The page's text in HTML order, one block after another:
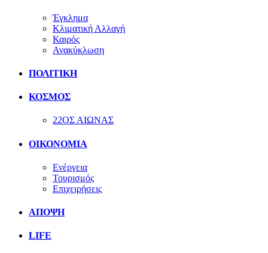
Έγκλημα
Κλιματική Αλλαγή
Καιρός
Ανακύκλωση
ΠΟΛΙΤΙΚΗ
ΚΟΣΜΟΣ
22ΟΣ ΑΙΩΝΑΣ
ΟΙΚΟΝΟΜΙΑ
Ενέργεια
Τουρισμός
Επιχειρήσεις
ΑΠΟΨΗ
LIFE